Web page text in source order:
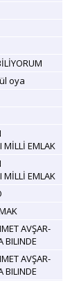
oya
MİLLİ EMLAK
MİLLİ EMLAK
AVŞAR-
BILINDE
AVŞAR-
BILINDE